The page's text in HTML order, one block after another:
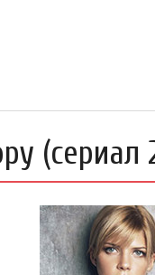
(сериал